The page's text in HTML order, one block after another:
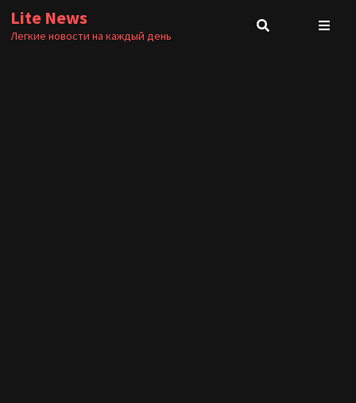
Перейти
Lite News
Легкие новости на каждый день